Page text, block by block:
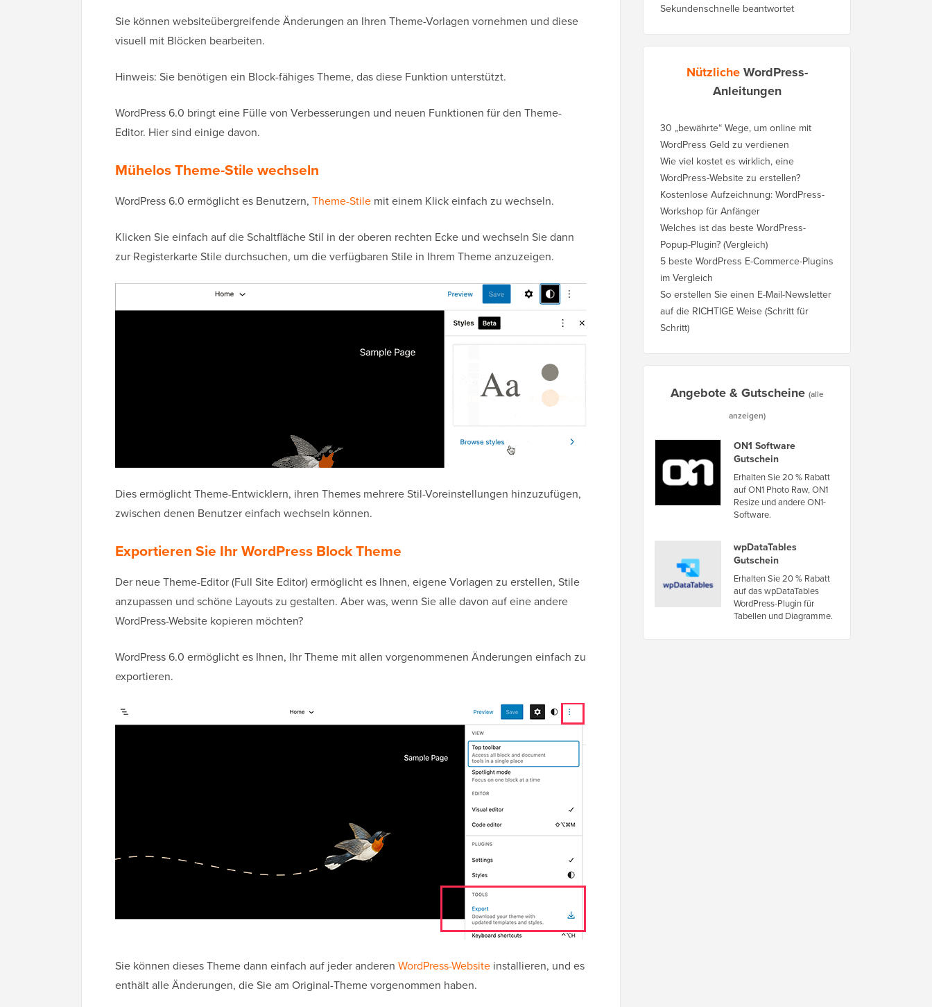
Sie können websiteübergreifende Änderungen an Ihren Theme-Vorlagen vornehmen und diese
visuell mit Blöcken bearbeiten.
Hinweis: Sie benötigen ein Block-fähiges Theme, das diese Funktion unterstützt.
WordPress 6.0 bringt eine Fülle von Verbesserungen und neuen Funktionen für den Theme-
Editor. Hier sind einige davon.
Mühelos Theme-Stile wechseln
WordPress 6.0 ermöglicht es Benutzern, Theme-Stile mit einem Klick einfach zu wechseln.
Klicken Sie einfach auf die Schaltfläche Stil in der oberen rechten Ecke und wechseln Sie dann
zur Registerkarte Stile durchsuchen, um die verfügbaren Stile in Ihrem Theme anzuzeigen.
Dies ermöglicht Theme-Entwicklern, ihren Themes mehrere Stil-Voreinstellungen hinzuzufügen,
zwischen denen Benutzer einfach wechseln können.
Exportieren Sie Ihr WordPress Block Theme
Der neue Theme-Editor (Full Site Editor) ermöglicht es Ihnen, eigene Vorlagen zu erstellen, Stile
anzupassen und schöne Layouts zu gestalten. Aber was, wenn Sie alle davon auf eine andere
WordPress-Website kopieren möchten?
WordPress 6.0 ermöglicht es Ihnen, Ihr Theme mit allen vorgenommenen Änderungen einfach zu
exportieren.
Sie können dieses Theme dann einfach auf jeder anderen WordPress-Website installieren, und es
enthält alle Änderungen, die Sie am Original-Theme vorgenommen haben.
Sekundenschnelle beantwortet
NützlicheWordPress-
Anleitungen
30 „bewährte“ Wege, um online mit
WordPress Geld zu verdienen
Wie viel kostet es wirklich, eine
WordPress-Website zu erstellen?
Kostenlose Aufzeichnung: WordPress-
Workshop für Anfänger
Welches ist das beste WordPress-
Popup-Plugin? (Vergleich)
5 beste WordPress E-Commerce-Plugins
im Vergleich
So erstellen Sie einen E-Mail-Newsletter
auf die RICHTIGE Weise (Schritt für
Schritt)
Angebote & Gutscheine (alle
anzeigen)
ON1 Software
Gutschein
Erhalten Sie 20 % Rabatt
auf ON1 Photo Raw, ON1
Resize und andere ON1-
Software.
wpDataTables
Gutschein
Erhalten Sie 20 % Rabatt
auf das wpDataTables
WordPress-Plugin für
Tabellen und Diagramme.